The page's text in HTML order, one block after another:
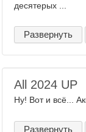
десятерых ...
Развернуть
All 2024 UP
Ну! Вот и всё...
Развернуть